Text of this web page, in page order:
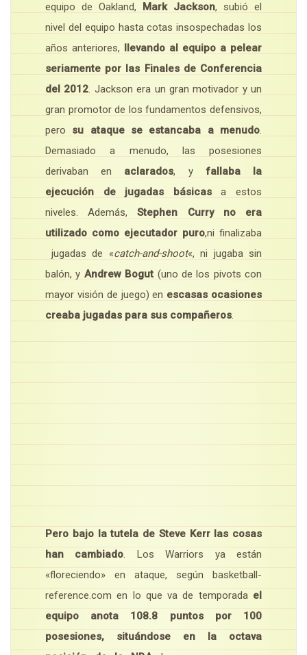
equipo de Oakland,
Mark Jackson, subió el
nivel del equipo hasta cotas insospechadas los
años anteriores, llevando al equipo a pelear
seriamente por las Finales de Conferencia
del 2012. Jackson era un gran motivador y un
gran promotor de los fundamentos defensivos,
pero su ataque se estancaba a menudo.
Demasiado a menudo, las posesiones
derivaban en aclarados, y fallaba la
ejecución de jugadas básicasa estos
niveles. Además,Stephen Curry no era
utilizado como ejecutador puro,ni finalizaba
jugadas de «catch-and-shoot«, ni jugaba sin
balón, y Andrew Bogut (uno de los pivots con
mayor visión de juego) en escasas ocasiones
creaba jugadas para sus compañeros.
Pero bajo la tutela de Steve Kerr las cosas
han cambiado. Los Warriors ya están
«floreciendo» en ataque, según basketball-
reference.com en lo que va de temporadael
equipo anota 108.8 puntos por 100
posesiones, situándose en la octava